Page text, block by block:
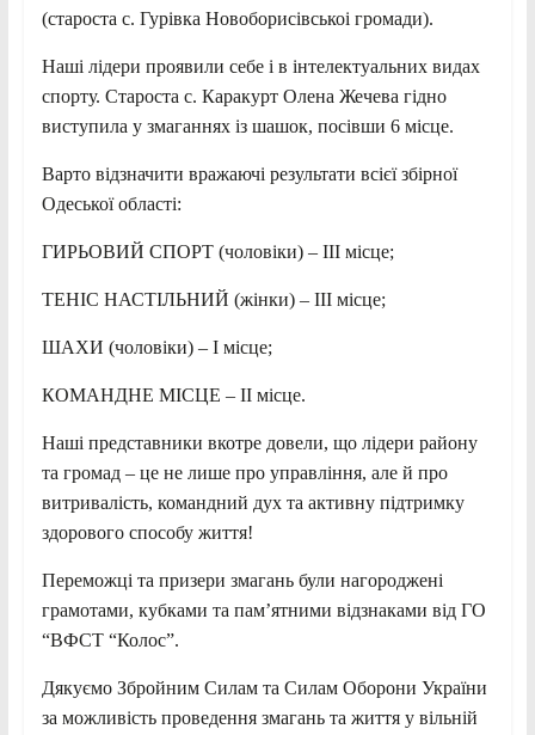
(староста с. Гурівка Новоборисівськоі громади).
Наші лідери проявили себе і в інтелектуальних видах
спорту. Староста с. Каракурт Олена Жечева гідно
виступила у змаганнях із шашок, посівши 6 місце.
Варто відзначити вражаючі результати всієї збірної
Одеської області:
ГИРЬОВИЙ СПОРТ (чоловіки) – ІІІ місце;
ТЕНІС НАСТІЛЬНИЙ (жінки) – ІІІ місце;
ШАХИ (чоловіки) – І місце;
КОМАНДНЕ МІСЦЕ – ІІ місце.
Наші представники вкотре довели, що лідери району
та громад – це не лише про управління, але й про
витривалість, командний дух та активну підтримку
здорового способу життя!
Переможці та призери змагань були нагороджені
грамотами, кубками та пам’ятними відзнаками від ГО
“ВФСТ “Колос”.
Дякуємо Збройним Силам та Силам Оборони України
за можливість проведення змагань та життя у вільній